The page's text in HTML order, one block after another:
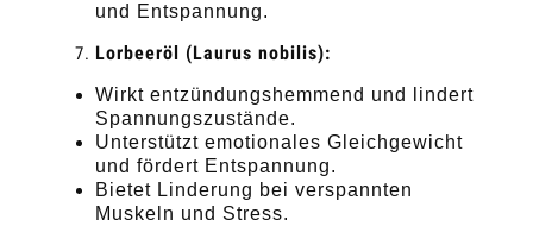
und Entspannung.
Lorbeeröl (Laurus nobilis):
Wirkt entzündungshemmend und lindert
Spannungszustände.
Unterstützt emotionales Gleichgewicht
und fördert Entspannung.
Bietet Linderung bei verspannten
Muskeln und Stress.